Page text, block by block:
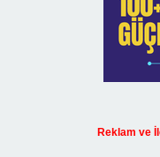
Reklam ve